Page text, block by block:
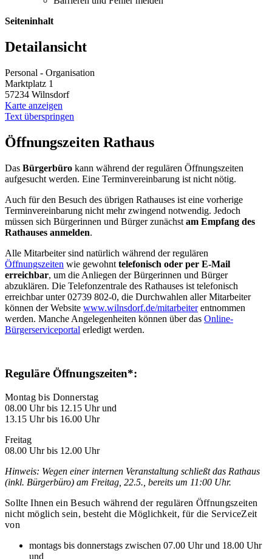
Seiteninhalt
Detailansicht
Personal - Organisation
Marktplatz 1
57234 Wilnsdorf
Karte anzeigen
Text überspringen
Öffnungszeiten Rathaus
Das Bürgerbüro kann während der regulären Öffnungszeiten
aufgesucht werden. Eine Terminvereinbarung ist nicht nötig.
Auch für den Besuch des übrigen Rathauses ist eine vorherige
Terminvereinbarung nicht mehr zwingend notwendig. Jedoch
müssen sich Bürgerinnen und Bürger zunächst am Empfang des
Rathauses anmelden.
Alle Mitarbeiter sind natürlich während der regulären
Öffnungszeiten wie gewohnt telefonisch oder per E-Mail
erreichbar, um die Anliegen der Bürgerinnen und Bürger
abzuklären. Die Telefonzentrale des Rathauses ist telefonisch
erreichbar unter 02739 802-0, die Durchwahlen aller Mitarbeiter
können der Website www.wilnsdorf.de/mitarbeiterentnommen
werden. Manche Angelegenheiten können über das Online-
Bürgerserviceportal erledigt werden.
Reguläre Öffnungszeiten*:
Montag bis Donnerstag
08.00 Uhr bis 12.15 Uhr und
13.15 Uhr bis 16.00 Uhr
Freitag
08.00 Uhr bis 12.00 Uhr
Hinweis: Wegen einer internen Veranstaltung schließt das Rathaus
(inkl. Bürgerbüro) am Freitag, 22.5., bereits um 11:00 Uhr.
Sollte Ihnen ein Besuch während der regulären Öffnungszeiten
nicht möglich sein, besteht die Möglichkeit, für die ServiceZeit
von
montags bis donnerstags zwischen 07.00 Uhr und 18.00 Uhr
und